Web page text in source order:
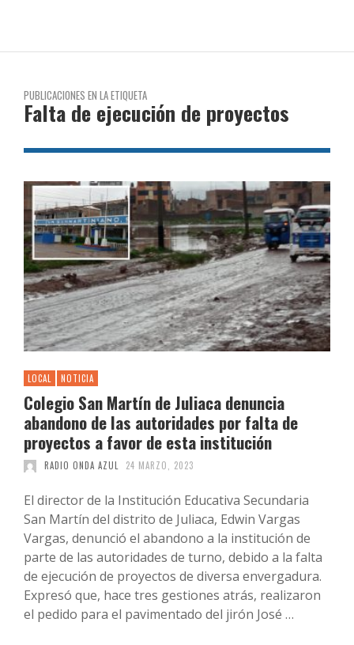
PUBLICACIONES EN LA ETIQUETA
Falta de ejecución de proyectos
LOCAL NOTICIA
Colegio San Martín de Juliaca denuncia
abandono de las autoridades por falta de
proyectos a favor de esta institución
RADIO ONDA AZUL 24 MARZO, 2023
El director de la Institución Educativa Secundaria
San Martín del distrito de Juliaca, Edwin Vargas
Vargas, denunció el abandono a la institución de
parte de las autoridades de turno, debido a la falta
de ejecución de proyectos de diversa envergadura.
Expresó que, hace tres gestiones atrás, realizaron
el pedido para el pavimentado del jirón José …